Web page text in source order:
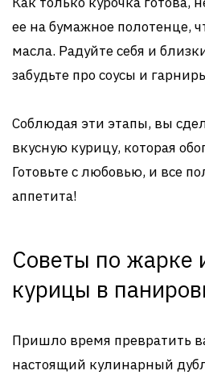
ее на бумажное полотенце,
масла. Радуйте себя и
забудьте про соусы и
Соблюдая эти этапы, вы
вкусную курицу, которая
Готовьте с любовью, и все
аппетита!
Советы по жарке
курицы в
Пришло время превратить
настоящий кулинарный